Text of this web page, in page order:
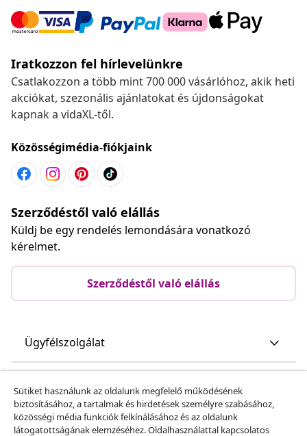
Iratkozzon fel hírlevelünkre
Csatlakozzon a több mint 700 000 vásárlóhoz, akik heti
akciókat, szezonális ajánlatokat és újdonságokat
kapnak a vidaXL-től.
Közösségimédia-fiókjaink
Szerződéstől való elállás
Küldj be egy rendelés lemondására vonatkozó
kérelmet.
Szerződéstől való elállás
Ügyfélszolgálat
vidaXL
Sütiket használunk az oldalunk megfelelő működésének
biztosításához, a tartalmak és hirdetések személyre szabásához,
közösségi média funkciók felkínálásához és az oldalunk
látogatottságának elemzéséhez. Oldalhasználattal kapcsolatos